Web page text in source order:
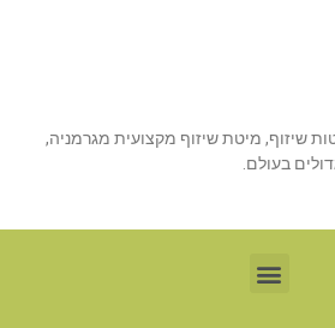
שיזוף, מיטת שיזוף מקצועית מגרמניה,
בעולם.